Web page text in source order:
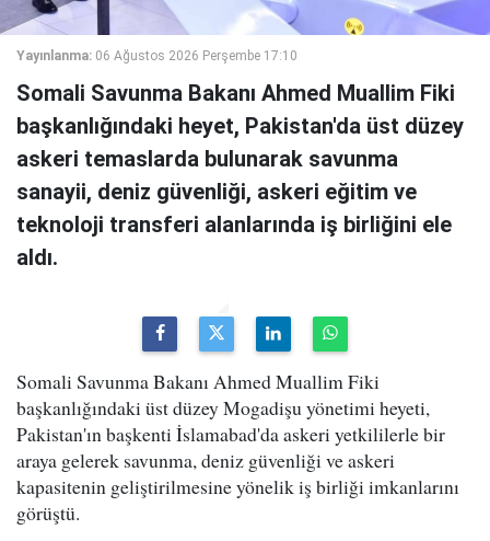
Yayınlanma: 06 Ağustos 2026 Perşembe 17:10
Somali Savunma Bakanı Ahmed Muallim Fiki
başkanlığındaki heyet, Pakistan'da üst düzey
askeri temaslarda bulunarak savunma
sanayii, deniz güvenliği, askeri eğitim ve
teknoloji transferi alanlarında iş birliğini ele
aldı.
Somali Savunma Bakanı Ahmed Muallim Fiki
başkanlığındaki üst düzey Mogadişu yönetimi heyeti,
Pakistan'ın başkenti İslamabad'da askeri yetkililerle bir
araya gelerek savunma, deniz güvenliği ve askeri
kapasitenin geliştirilmesine yönelik iş birliği imkanlarını
görüştü.